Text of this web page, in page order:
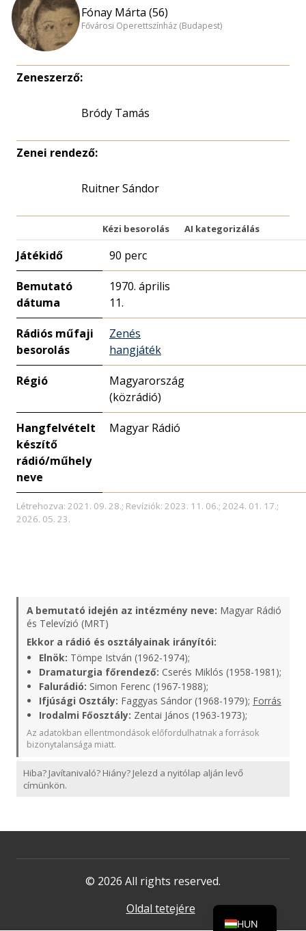
Fónay Márta (56)
Fővárosi Operettszínház (Budapest)
Zeneszerző:
Bródy Tamás
Zenei rendező:
Ruitner Sándor
Kézi besorolás AI kategorizálás
Játékidő 90 perc
Bemutató
dátuma
1970. április
11.
Rádiós műfaji
besorolás
Zenés
hangjáték
Régió
Magyarország
(közrádió)
Hangfelvételt
készítő
rádió/műhely
neve
Magyar Rádió
Létrehozva: 2021. 09. 28.; Revíziók: 2023. 11. 06.; 2024. 01. 17.;
2026. 05. 23.
A bemutató idején az intézmény neve: Magyar Rádió
és Televízió (MRT)
Ekkor a rádió és osztályainak irányítói:
Elnök: Tömpe István (1962-1974);
Dramaturgia főrendező: Cserés Miklós (1958-1981);
Falurádió: Simon Ferenc (1967-1988);
Ifjúsági Osztály: Faggyas Sándor (1968-1979); Forrás
Irodalmi Főosztály: Zentai János (1963-1973);
Az adatokban ellentmondások előfordulhatnak a források
bizonytalansága miatt.
Hiba? Javítanivaló? Hiány? Jelezd a nyitólap alján levő
címünkön.
© 2026 All rights reserved.
Oldal tetejére
HUN